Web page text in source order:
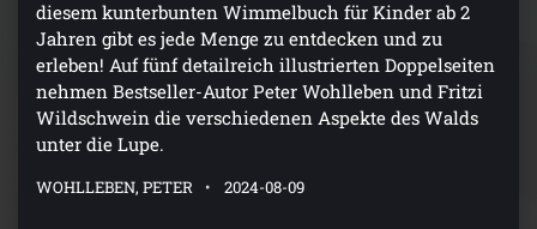
Jahren gibt es jede Menge zu entdecken und zu
erleben! Auf fünf detailreich illustrierten Doppelseiten
nehmen Bestseller-Autor Peter Wohlleben und Fritzi
Wildschwein die verschiedenen Aspekte des Walds
unter die Lupe.
WOHLLEBEN, PETER 2024-08-09